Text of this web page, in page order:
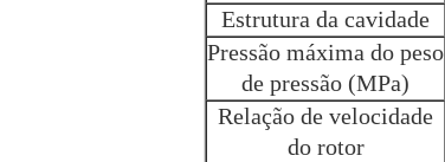
Estrutura da cavidade
Pressão máxima do peso
de pressão (MPa)
Relação de velocidade
do rotor